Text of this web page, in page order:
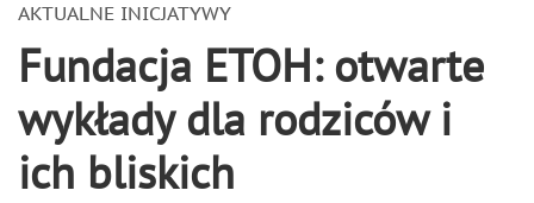
AKTUALNE INICJATYWY
Fundacja ETOH: otwarte
wykłady dla rodziców i
ich bliskich